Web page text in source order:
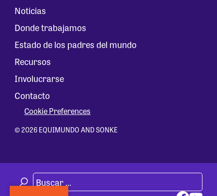
Noticias
Donde trabajamos
Estado de los padres del mundo
Recursos
Involucrarse
Contacto
Cookie Preferences
© 2026 EQUIMUNDO AND SONKE